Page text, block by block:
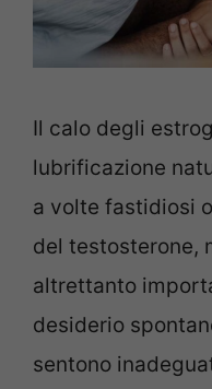
Il calo degli
lubrificazione
a volte fastidiosi
del testosterone,
altrettanto
desiderio
sentono